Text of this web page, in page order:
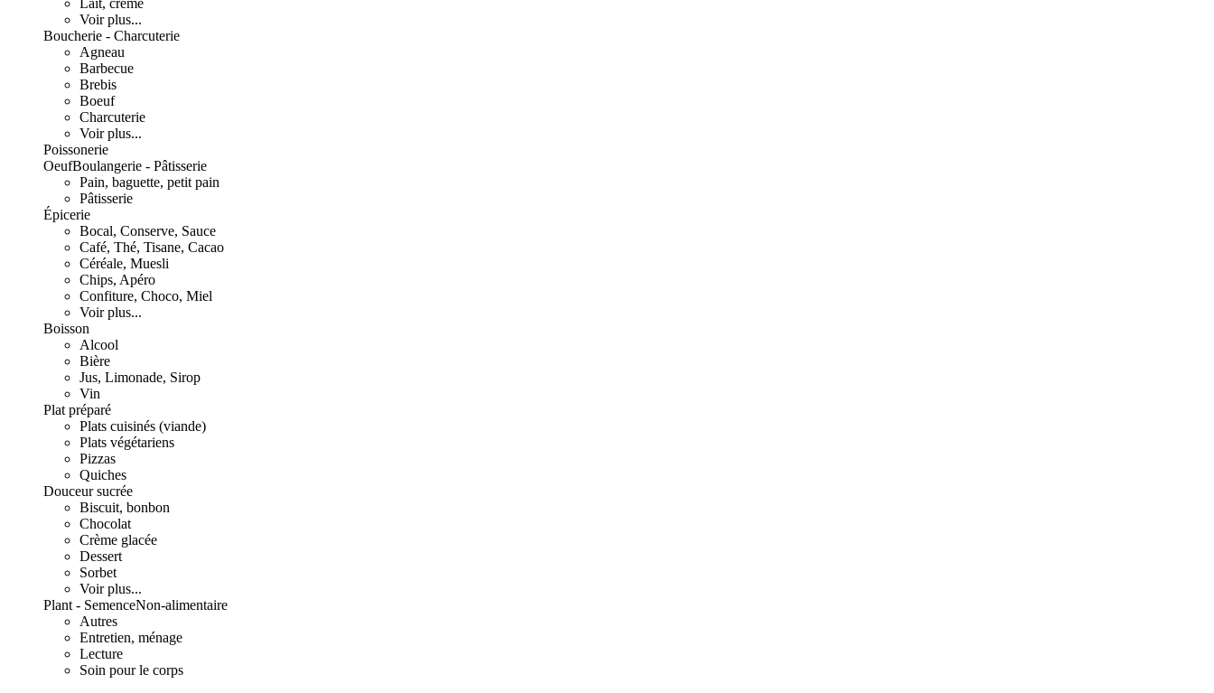
Lait, crème
Voir plus...
Boucherie - Charcuterie
Agneau
Barbecue
Brebis
Boeuf
Charcuterie
Voir plus...
Poissonerie
OeufBoulangerie - Pâtisserie
Pain, baguette, petit pain
Pâtisserie
Épicerie
Bocal, Conserve, Sauce
Café, Thé, Tisane, Cacao
Céréale, Muesli
Chips, Apéro
Confiture, Choco, Miel
Voir plus...
Boisson
Alcool
Bière
Jus, Limonade, Sirop
Vin
Plat préparé
Plats cuisinés (viande)
Plats végétariens
Pizzas
Quiches
Douceur sucrée
Biscuit, bonbon
Chocolat
Crème glacée
Dessert
Sorbet
Voir plus...
Plant - SemenceNon-alimentaire
Autres
Entretien, ménage
Lecture
Soin pour le corps